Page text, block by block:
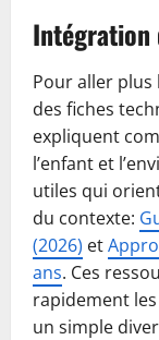
Intégration
Pour aller plus
des fiches
expliquent
l’enfant et
utiles qui
du contexte:
(2026) et
ans. Ces
rapidement
un simple